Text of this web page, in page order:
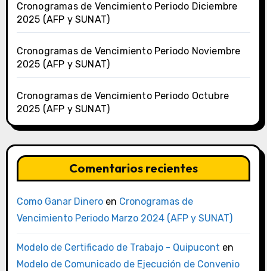
Cronogramas de Vencimiento Periodo Diciembre
2025 (AFP y SUNAT)
Cronogramas de Vencimiento Periodo Noviembre
2025 (AFP y SUNAT)
Cronogramas de Vencimiento Periodo Octubre
2025 (AFP y SUNAT)
Comentarios recientes
Como Ganar Dineroen Cronogramas de
Vencimiento Periodo Marzo 2024 (AFP y SUNAT)
Modelo de Certificado de Trabajo - Quipucont en
Modelo de Comunicado de Ejecución de Convenio